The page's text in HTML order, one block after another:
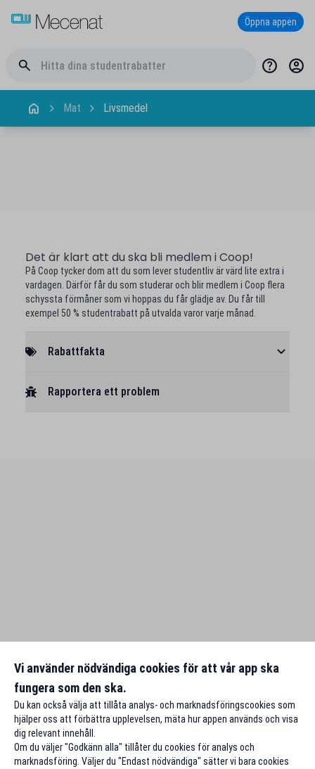
Öppna appen
Mat Livsmedel
Det är klart att du ska bli medlem i Coop!
På Coop tycker dom att du som lever studentliv är värd lite extra i
vardagen. Därför får du som studerar och blir medlem i Coop flera
schyssta förmåner som vi hoppas du får glädje av. Du får till
exempel 50 % studentrabatt på utvalda varor varje månad.
Rabattfakta
Rapportera ett problem
Vi använder nödvändiga cookies för att vår app ska
fungera som den ska.
Du kan också välja att tillåta analys- och marknadsföringscookies som
hjälper oss att förbättra upplevelsen, mäta hur appen används och visa
dig relevant innehåll.
Om du väljer "Godkänn alla" tillåter du cookies för analys och
marknadsföring. Väljer du "Endast nödvändiga" sätter vi bara cookies